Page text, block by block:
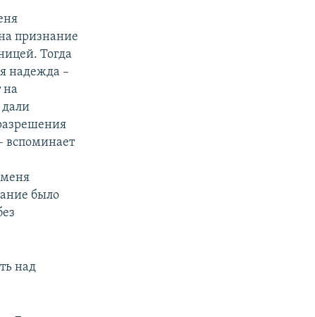
признание
Тогда
надежда –
на
вспоминает
меня
было
над